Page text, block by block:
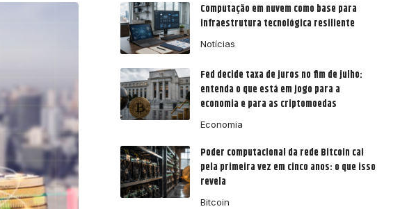
Computação em nuvem como base para
infraestrutura tecnológica resiliente
Notícias
Fed decide taxa de juros no fim de julho:
entenda o que está em jogo para a
economia e para as criptomoedas
Economia
Poder computacional da rede Bitcoin cai
pela primeira vez em cinco anos: o que isso
revela
Bitcoin